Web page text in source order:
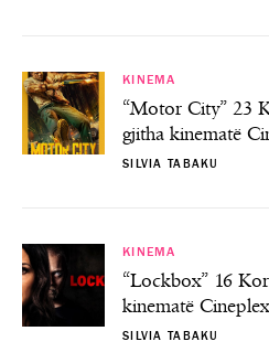
KINEMA
“Motor City” 23
gjitha kinematë
SILVIA TABAKU
KINEMA
“Lockbox” 16
kinematë
SILVIA TABAKU